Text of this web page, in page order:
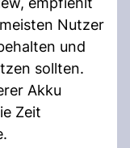
Nutzer
und
sollten.
Akku
Zeit